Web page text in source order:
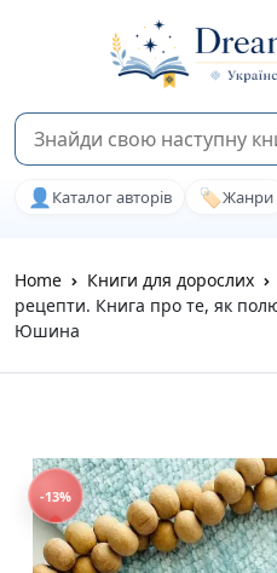
👤 Каталог авторів 🏷️Жанри
Home Книги для дорослих
рецепти. Книга про те, як
Юшина
-13%